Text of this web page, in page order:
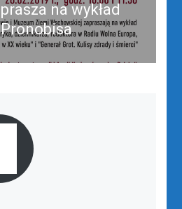
na wykład